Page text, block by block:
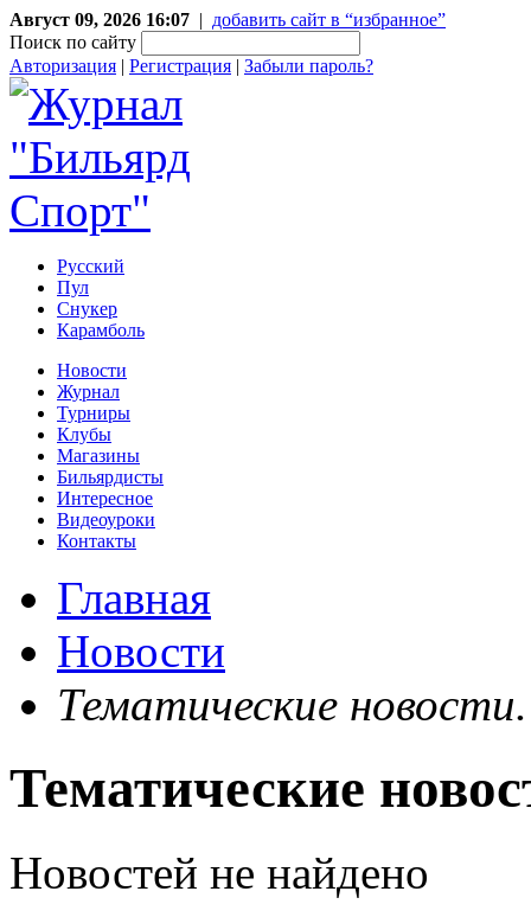
Август 09, 2026 16:07 | добавить сайт в “избранное”
Поиск по сайту
Авторизация | Регистрация | Забыли пароль?
Русский
Пул
Снукер
Карамболь
Новости
Журнал
Турниры
Клубы
Магазины
Бильярдисты
Интересное
Видеоуроки
Контакты
Главная
Новости
Тематические
Тематические
Новостей не найдено